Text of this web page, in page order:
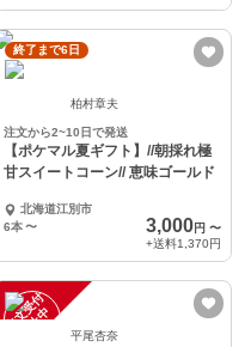
終了まで6日
柏村章夫
注文から2~10日で発送
【ポケマル夏ギフト】//朝採れ極
甘スイートコーン// 恵味ゴールド
北海道江別市
6本 〜 3,000円 〜
+送料1,370円
注
文
受
付
停
止
中 平尾杏奈